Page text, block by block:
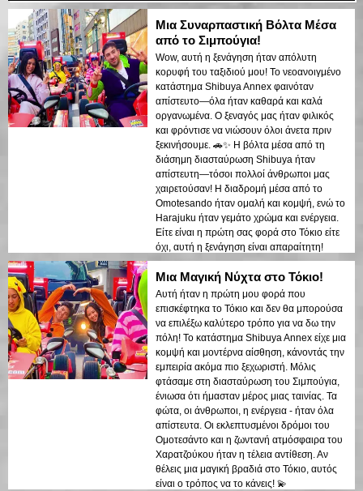
Μια Συναρπαστική Βόλτα Μέσα
από το Σιμπούγια!
Wow, αυτή η ξενάγηση ήταν απόλυτη
κορυφή του ταξιδιού μου! Το νεοανοιγμένο
κατάστημα Shibuya Annex φαινόταν
απίστευτο—όλα ήταν καθαρά και καλά
οργανωμένα. Ο ξεναγός μας ήταν φιλικός
και φρόντισε να νιώσουν όλοι άνετα πριν
ξεκινήσουμε. 🚗✨ Η βόλτα μέσα από τη
διάσημη διασταύρωση Shibuya ήταν
απίστευτη—τόσοι πολλοί άνθρωποι μας
χαιρετούσαν! Η διαδρομή μέσα από το
Omotesando ήταν ομαλή και κομψή, ενώ το
Harajuku ήταν γεμάτο χρώμα και ενέργεια.
Είτε είναι η πρώτη σας φορά στο Τόκιο είτε
όχι, αυτή η ξενάγηση είναι απαραίτητη!
Μια Μαγική Νύχτα στο Τόκιο!
Αυτή ήταν η πρώτη μου φορά που
επισκέφτηκα το Τόκιο και δεν θα μπορούσα
να επιλέξω καλύτερο τρόπο για να δω την
πόλη! Το κατάστημα Shibuya Annex είχε μια
κομψή και μοντέρνα αίσθηση, κάνοντάς την
εμπειρία ακόμα πιο ξεχωριστή. Μόλις
φτάσαμε στη διασταύρωση του Σιμπούγια,
ένιωσα ότι ήμασταν μέρος μιας ταινίας. Τα
φώτα, οι άνθρωποι, η ενέργεια - ήταν όλα
απίστευτα. Οι εκλεπτυσμένοι δρόμοι του
Ομοτεσάντο και η ζωντανή ατμόσφαιρα του
Χαρατζούκου ήταν η τέλεια αντίθεση. Αν
θέλεις μια μαγική βραδιά στο Τόκιο, αυτός
είναι ο τρόπος να το κάνεις! 💫